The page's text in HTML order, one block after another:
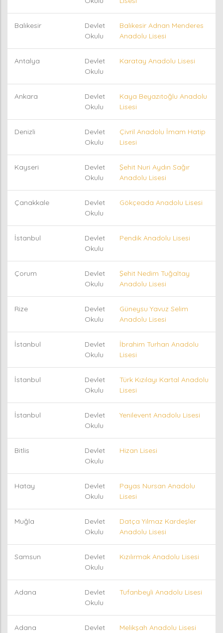
Balıkesir
Devlet
Okulu
Balıkesir Adnan Menderes
Anadolu Lisesi
Antalya
Devlet
Okulu
Karatay Anadolu Lisesi
Ankara
Devlet
Okulu
Kaya Beyazıtoğlu Anadolu
Lisesi
Denizli
Devlet
Okulu
Çivril Anadolu İmam Hatip
Lisesi
Kayseri
Devlet
Okulu
Şehit Nuri Aydın Sağır
Anadolu Lisesi
Çanakkale
Devlet
Okulu
Gökçeada Anadolu Lisesi
İstanbul
Devlet
Okulu
Pendik Anadolu Lisesi
Çorum
Devlet
Okulu
Şehit Nedim Tuğaltay
Anadolu Lisesi
Rize
Devlet
Okulu
Güneysu Yavuz Selim
Anadolu Lisesi
İstanbul
Devlet
Okulu
İbrahim Turhan Anadolu
Lisesi
İstanbul
Devlet
Okulu
Türk Kızılayı Kartal Anadolu
Lisesi
İstanbul
Devlet
Okulu
Yenilevent Anadolu Lisesi
Bitlis
Devlet
Okulu
Hizan Lisesi
Hatay
Devlet
Okulu
Payas Nursan Anadolu
Lisesi
Muğla
Devlet
Okulu
Datça Yılmaz Kardeşler
Anadolu Lisesi
Samsun
Devlet
Okulu
Kızılırmak Anadolu Lisesi
Adana
Devlet
Okulu
Tufanbeyli Anadolu Lisesi
Adana
Devlet
Melikşah Anadolu Lisesi